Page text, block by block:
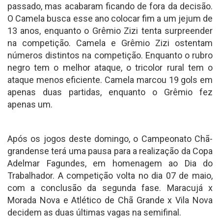
passado, mas acabaram ficando de fora da decisão.
O Camela busca esse ano colocar fim a um jejum de
13 anos, enquanto o Grêmio Zizi tenta surpreender
na competição. Camela e Grêmio Zizi ostentam
números distintos na competição. Enquanto o rubro
negro tem o melhor ataque, o tricolor rural tem o
ataque menos eficiente. Camela marcou 19 gols em
apenas duas partidas, enquanto o Grêmio fez
apenas um.
Após os jogos deste domingo, o Campeonato Chã-
grandense terá uma pausa para a realização da Copa
Adelmar Fagundes, em homenagem ao Dia do
Trabalhador. A competição volta no dia 07 de maio,
com a conclusão da segunda fase. Maracujá x
Morada Nova e Atlético de Chã Grande x Vila Nova
decidem as duas últimas vagas na semifinal.